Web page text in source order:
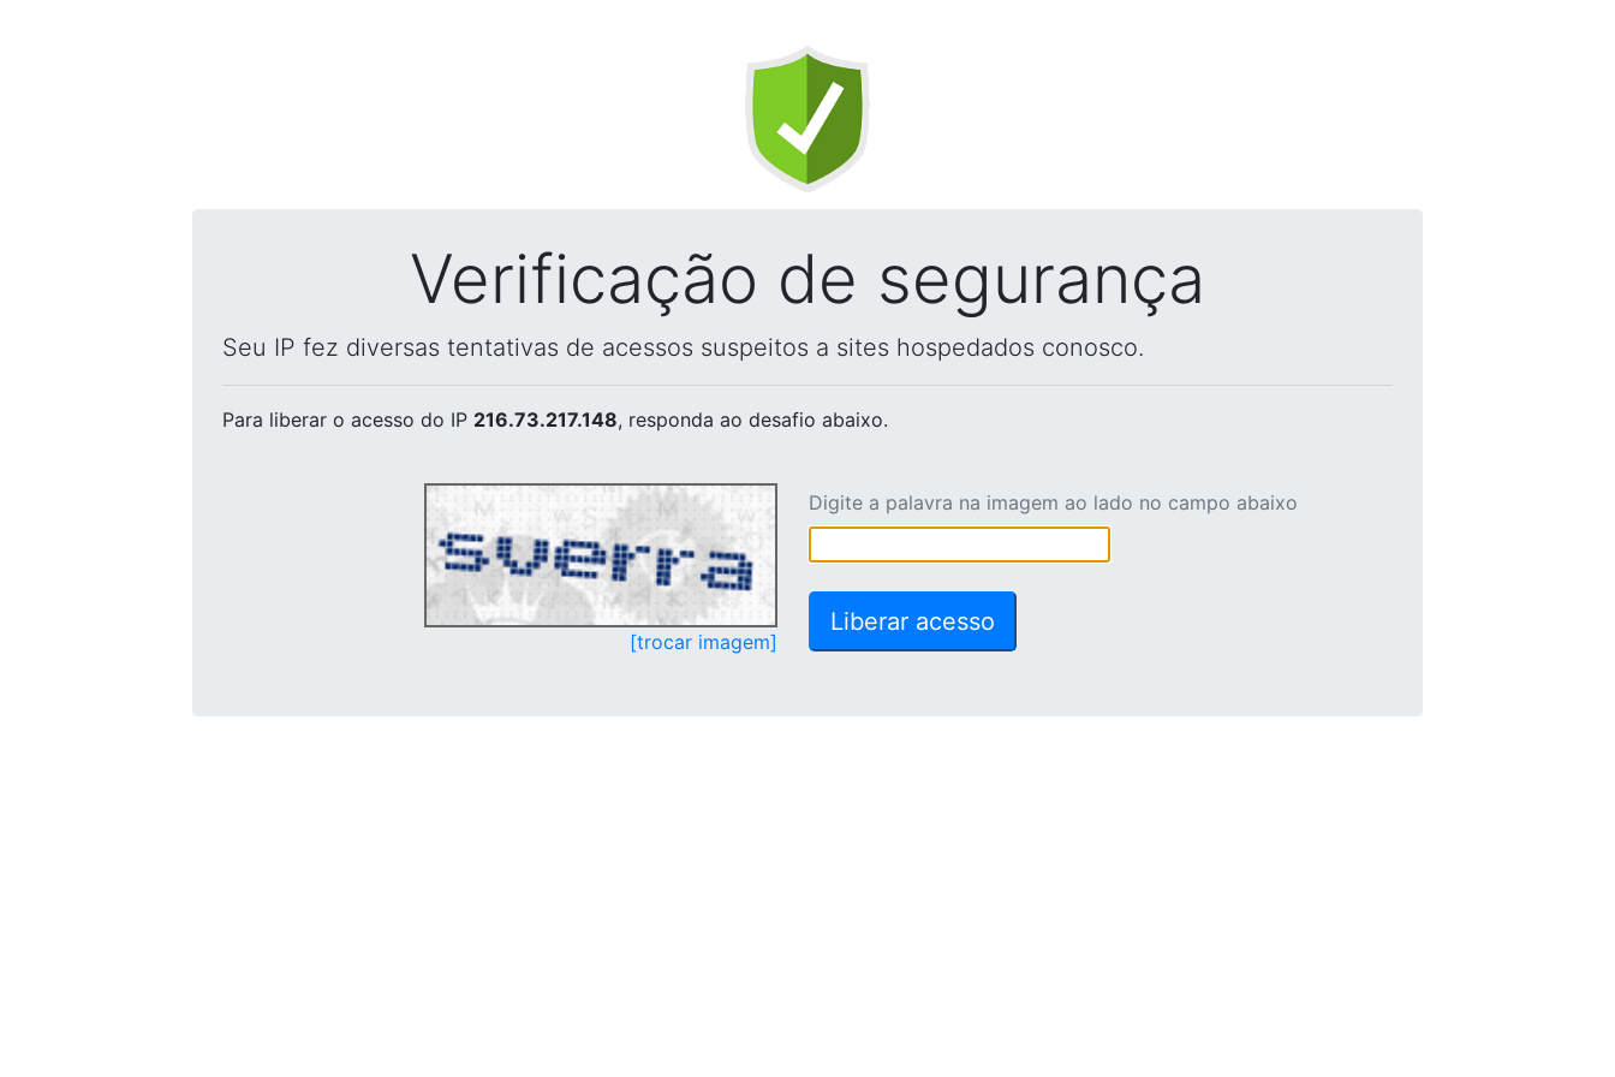
Verificação de segurança
Seu IP fez diversas tentativas de acessos suspeitos a sites hospedados conosco.
Para liberar o acesso do IP 216.73.217.148, responda ao desafio abaixo.
[trocar imagem]
Digite a palavra na imagem ao lado no campo abaixo